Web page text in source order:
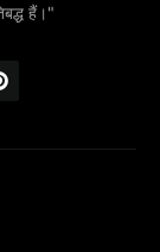
हैं।"